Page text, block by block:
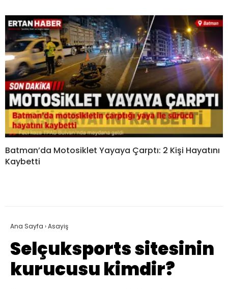
Batman’da Motosiklet Yayaya Çarptı: 2 Kişi Hayatını
Kaybetti
Ana Sayfa ›Asayiş
Selçuksports sitesinin
kurucusu kimdir?